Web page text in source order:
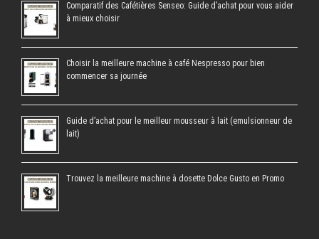
Comparatif des Cafétières Senseo: Guide d’achat pour vous aider
à mieux choisir
Choisir la meilleure machine à café Nespresso pour bien
commencer sa journée
Guide d’achat pour le meilleur mousseur à lait (emulsionneur de
lait)
Trouvez la meilleure machine à dosette Dolce Gusto en Promo